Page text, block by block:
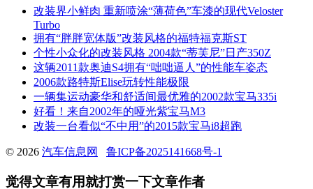
改装界小鲜肉 重新喷涂“薄荷色”车漆的现代Veloster
Turbo
拥有“胖胖宽体版”改装风格的福特福克斯ST
个性小众化的改装风格 2004款“蒂芙尼”日产350Z
这辆2011款奥迪S4拥有“咄咄逼人”的性能车姿态
2006款路特斯Elise玩转性能极限
一辆集运动豪华和舒适间最优雅的2002款宝马335i
好看！来自2002年的哑光紫宝马M3
改装一台看似“不中用”的2015款宝马i8超跑
© 2026 汽车信息网 鲁ICP备2025141668号-1
觉得文章有用就打赏一下文章作者